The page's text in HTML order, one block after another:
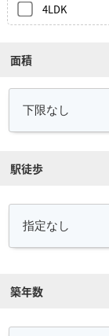
4LDK
面積
駅徒歩
築年数